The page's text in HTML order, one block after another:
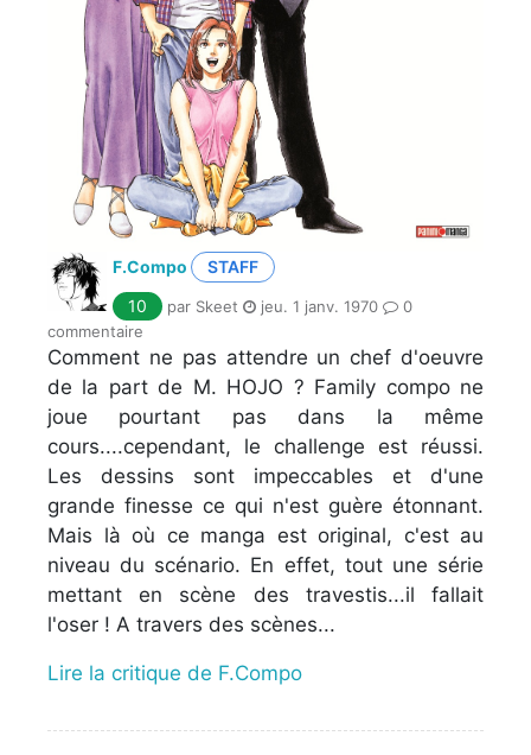
F.Compo
STAFF
10
par Skeet jeu. 1 janv. 1970
0
commentaire
Comment ne pas attendre un chef d'oeuvre
de la part de M. HOJO ? Family compo ne
joue pourtant pas dans la même
cours....cependant, le challenge est réussi.
Les dessins sont impeccables et d'une
grande finesse ce qui n'est guère étonnant.
Mais là où ce manga est original, c'est au
niveau du scénario. En effet, tout une série
mettant en scène des travestis...il fallait
l'oser ! A travers des scènes...
Lire la critique de F.Compo